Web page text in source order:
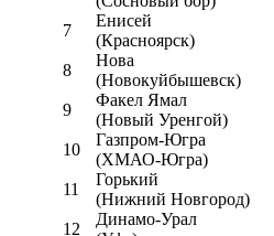
7
Енисей
(Красноярск)
8
Нова
(Новокуйбышевск)
9
Факел Ямал
(Новый Уренгой)
10
Газпром-Югра
(ХМАО-Югра)
11
Горький
(Нижний Новгород)
12
Динамо-Урал